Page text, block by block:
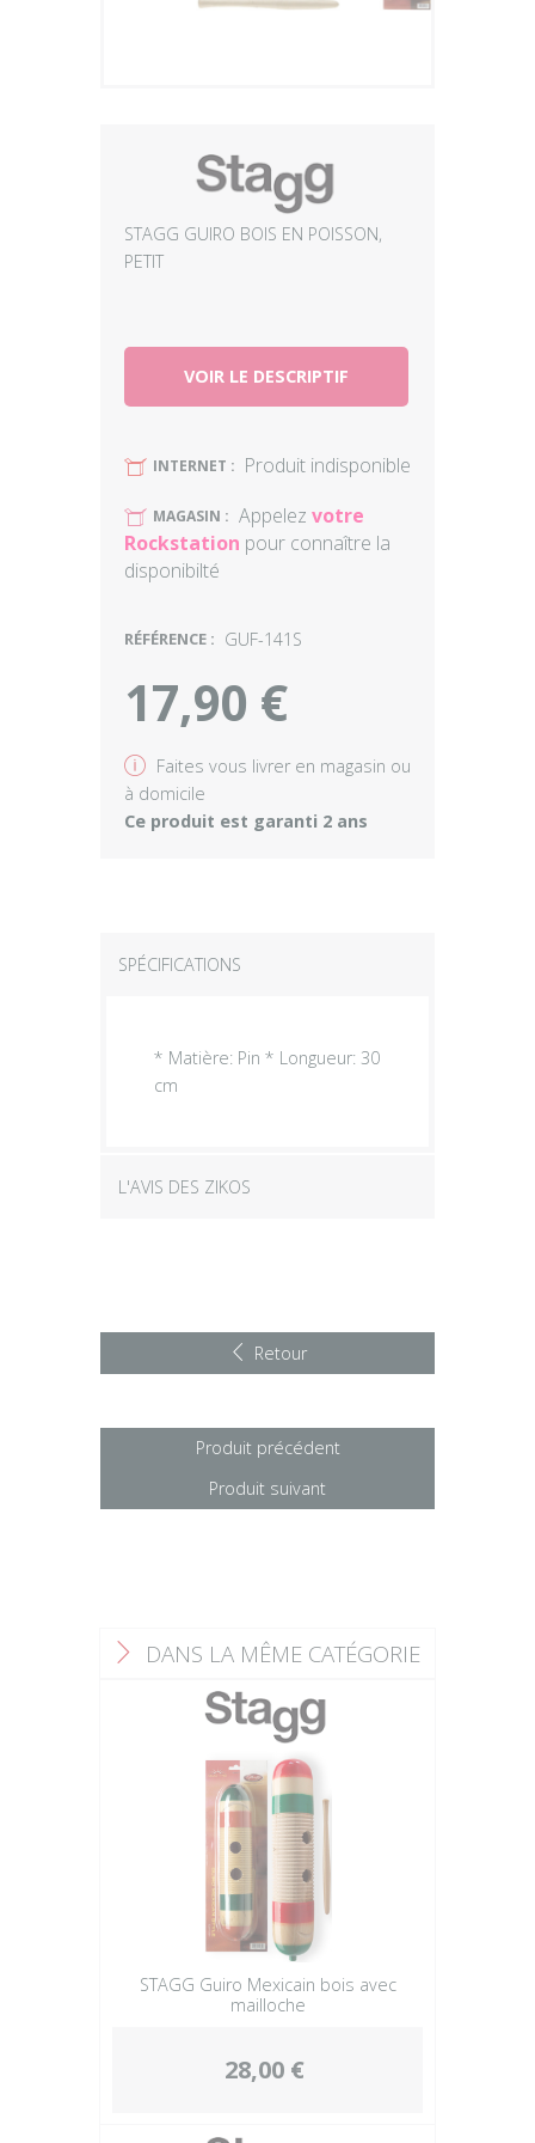
STAGG GUIRO BOIS EN POISSON,
PETIT
VOIR LE DESCRIPTIF
U INTERNET : Produit indisponible
U MAGASIN : Appelez votre
Rockstation pour connaître la
disponibilté
RÉFÉRENCE : GUF-141S
17,90 €
v Faites vous livrer en magasin ou
à domicile
Ce produit est garanti 2 ans
SPÉCIFICATIONS
* Matière: Pin * Longueur: 30
cm
L'AVIS DES ZIKOS
Retour
Produit précédent
Produit suivant
F DANS LA MÊME CATÉGORIE
STAGG Guiro Mexicain bois avec
mailloche
28,00 €